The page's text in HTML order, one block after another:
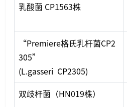
乳酸菌 CP1563株
“Premiere格氏乳杆菌CP2
305”
(L.gasseri CP2305)
双歧杆菌（HN019株）